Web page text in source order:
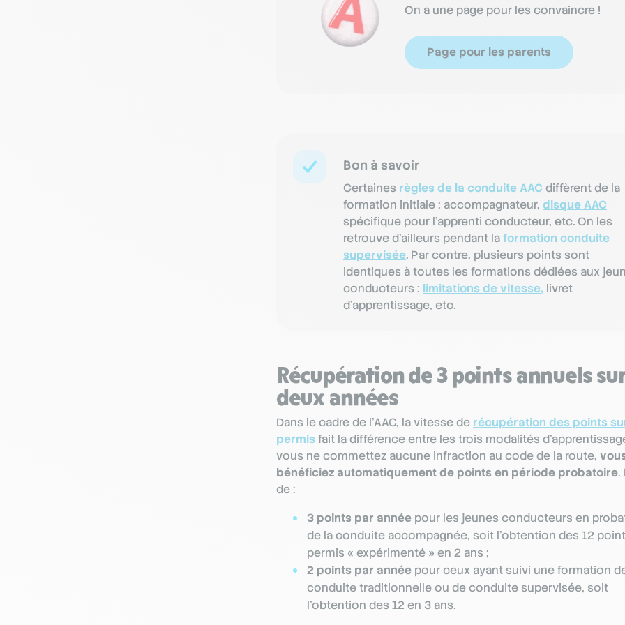
On a une page pour les convaincre !
Page pour les parents
Bon à savoir
Certaines règles de la conduite AAC diffèrent de la
formation initiale : accompagnateur, disque AAC
spécifique pour l'apprenti conducteur, etc. On les
retrouve d’ailleurs pendant laformation conduite
supervisée. Par contre, plusieurs points sont
identiques à toutes les formations dédiées aux
conducteurs : limitations de vitesse, livret
d’apprentissage, etc.
Récupération de 3 points annuels
deux années
Dans le cadre de l’AAC, la vitesse de récupération des points
permis fait la différence entre les trois modalités
vous ne commettez aucune infraction au code de la route,
bénéficiez automatiquement de points en période probatoire.
de :
3 points par année pour les jeunes conducteurs en
de la conduite accompagnée, soit l’obtention des 12
permis « expérimenté » en 2 ans ;
2 points par année pour ceux ayant suivi une formation
conduite traditionnelle ou de conduite supervisée, soit
l’obtention des 12 en 3 ans.